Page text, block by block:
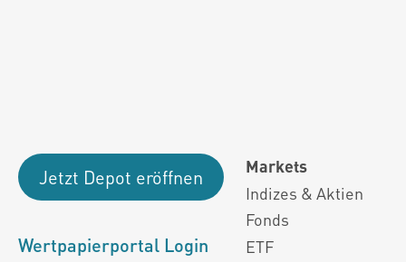
Jetzt Depot eröffnen
Wertpapierportal Login
Markets
Indizes & Aktien
Fonds
ETF